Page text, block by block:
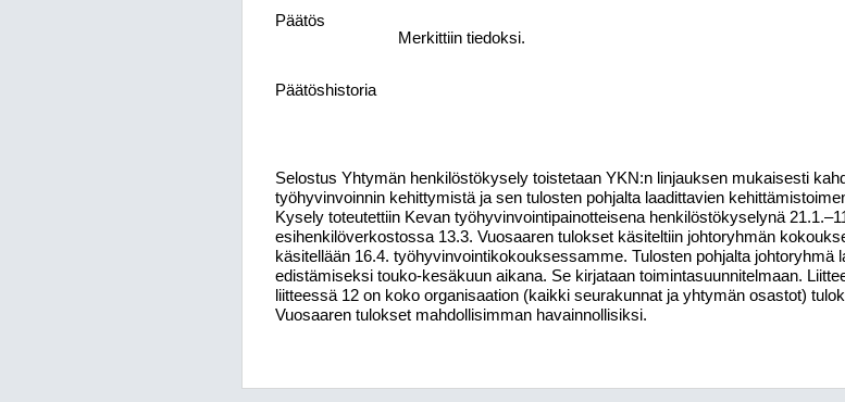
Päätös
Merkittiin tiedoksi.
Päätöshistoria
Selostus Yhtymän henkilöstökysely toistetaan YKN:n linjauksen mukaisesti
työhyvinvoinnin kehittymistä ja sen tulosten pohjalta laadittavien
Kysely toteutettiin Kevan työhyvinvointipainotteisena henkilöstökyselynä
esihenkilöverkostossa 13.3. Vuosaaren tulokset käsiteltiin johtoryhmän
käsitellään 16.4. työhyvinvointikokouksessamme. Tulosten pohjalta johtoryhmä
edistämiseksi touko-kesäkuun aikana. Se kirjataan toimintasuunnitelmaan.
liitteessä 12 on koko organisaation (kaikki seurakunnat ja yhtymän osastot)
Vuosaaren tulokset mahdollisimman havainnollisiksi.